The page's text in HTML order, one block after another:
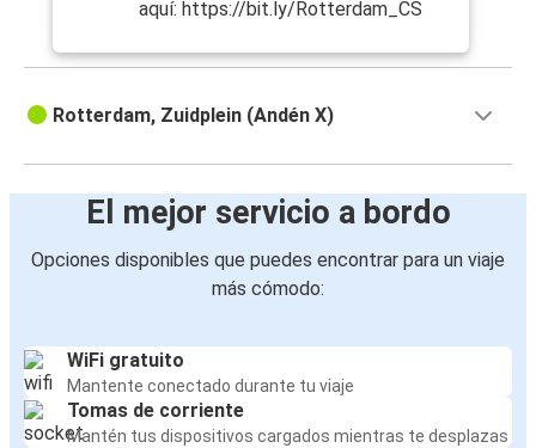
aquí: https://bit.ly/Rotterdam_CS
Rotterdam, Zuidplein (Andén X)
El mejor servicio a bordo
Opciones disponibles que puedes encontrar para un viaje
más cómodo:
WiFi gratuito
Mantente conectado durante tu viaje
Tomas de corriente
Mantén tus dispositivos cargados mientras te desplazas